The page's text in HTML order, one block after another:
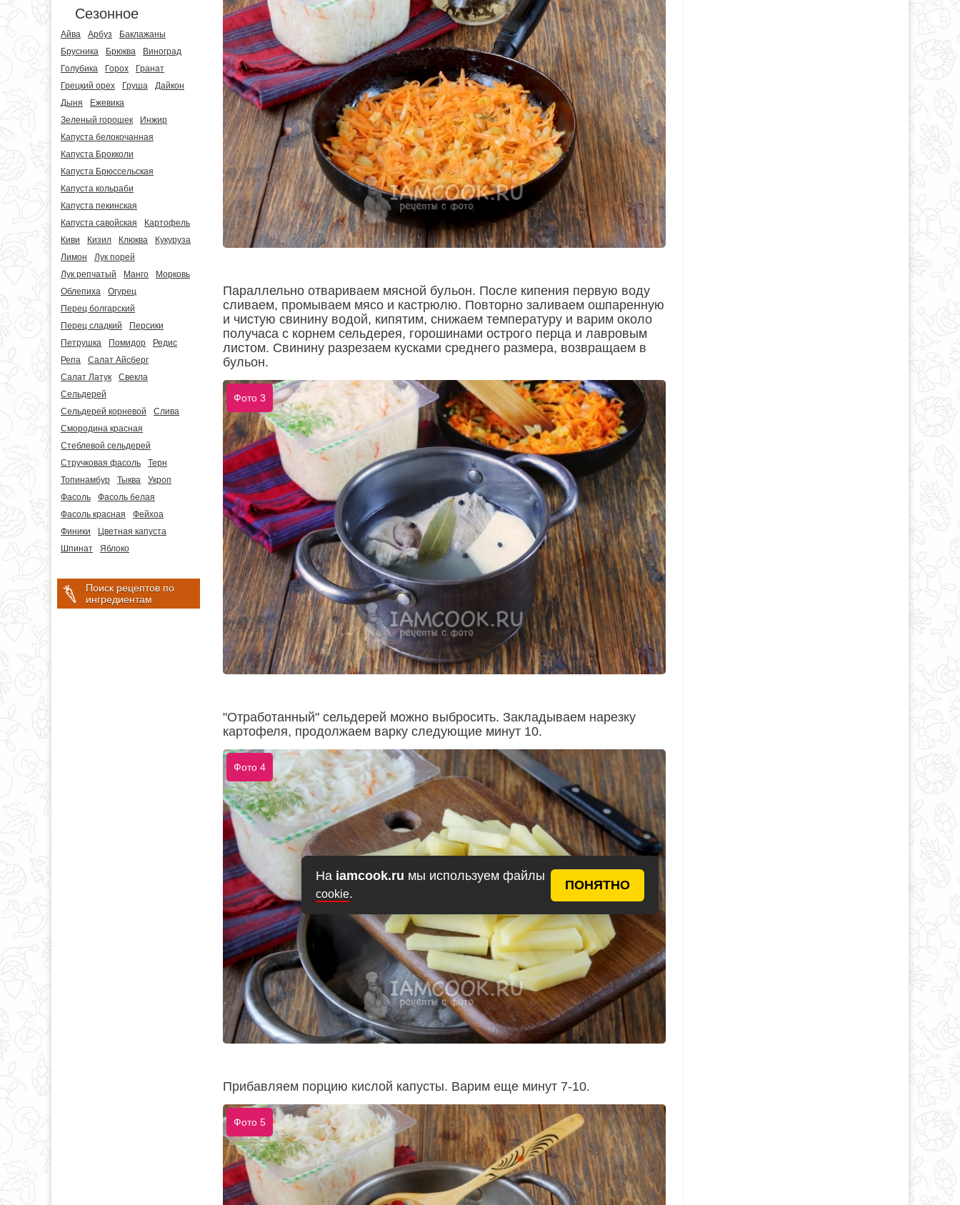
На iamcook.ru мы используем файлы
cookie.
ПОНЯТНО
Сезонное
Айва Арбуз
Баклажаны
Брусника
Брюква
Виноград
Голубика
Горох
Гранат
Грецкий орех
Груша
Дайкон
Дыня
Ежевика
Зеленый горошек
Инжир
Капуста белокочанная
Капуста Брокколи
Капуста Брюссельская
Капуста кольраби
Капуста пекинская
Капуста савойская
Картофель
Киви
Кизил Клюква
Кукуруза
Лимон
Лук порей
Лук репчатый
Манго
Морковь
Облепиха
Огурец
Перец болгарский
Перец сладкий
Персики
Петрушка
Помидор
Редис
Репа
Салат Айсберг
Салат Латук
Свекла
Сельдерей
Сельдерей корневой
Слива
Смородина красная
Стеблевой сельдерей
Стручковая фасоль
Терн
Топинамбур
Тыква
Укроп
Фасоль
Фасоль белая
Фасоль красная
Фейхоа
Финики
Цветная капуста
Шпинат
Яблоко
Поиск рецептов по
ингредиентам
Параллельно отвариваем мясной бульон. После кипения первую воду
сливаем, промываем мясо и кастрюлю. Повторно заливаем ошпаренную
и чистую свинину водой, кипятим, снижаем температуру и варим около
получаса с корнем сельдерея, горошинами острого перца и лавровым
листом. Свинину разрезаем кусками среднего размера, возвращаем в
бульон.
Фото 3
"Отработанный" сельдерей можно выбросить. Закладываем нарезку
картофеля, продолжаем варку следующие минут 10.
Фото 4
Прибавляем порцию кислой капусты. Варим еще минут 7-10.
Фото 5